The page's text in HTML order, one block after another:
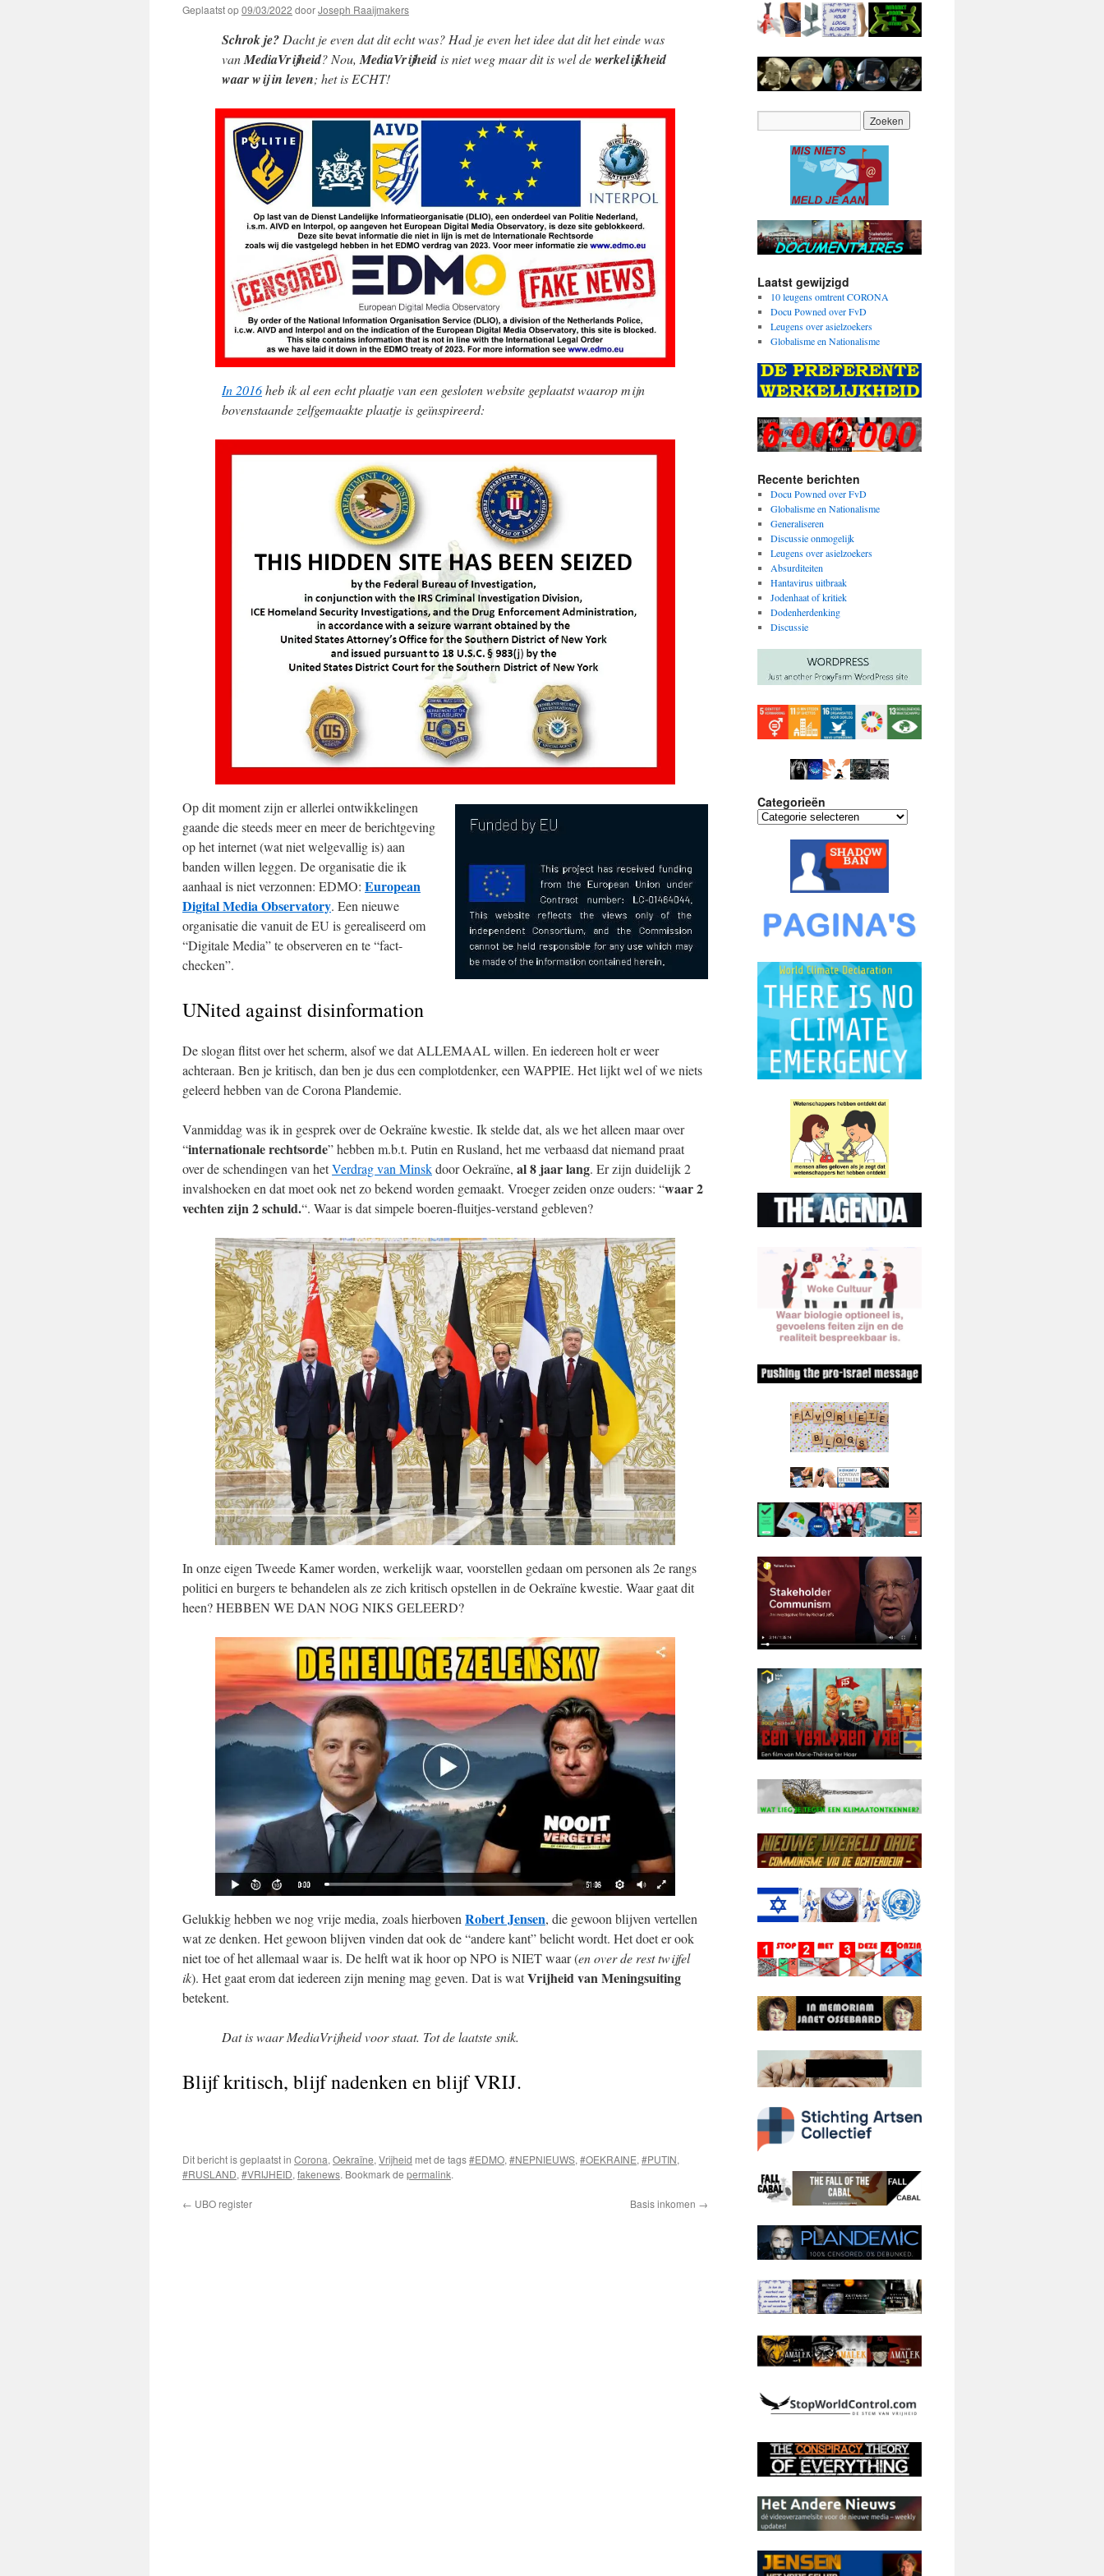
Geplaatst op09/03/2022 doorJoseph Raaijmakers
Schrok je? Dacht je even dat dit echt was? Had je even het idee dat dit het einde was
vanMediaVrijheid? Nou, MediaVrijheidis niet weg maar dit is wel dewerkelijkheid
waar wij in leven; het is ECHT!
In 2016heb ik al een echt plaatje van een gesloten website geplaatst waarop mijn
bovenstaande zelfgemaakte plaatje is geïnspireerd:
Op dit moment zijn er allerlei ontwikkelingen
gaande die steeds meer en meer de berichtgeving
op het internet (wat niet welgevallig is) aan
banden willen leggen. De organisatie die ik
aanhaal is niet verzonnen: EDMO: European
Digital Media Observatory. Een nieuwe
organisatie die vanuit de EU is gerealiseerd om
“Digitale Media” te observeren en te “fact-
checken”.
UNited against disinformation
De slogan flitst over het scherm, alsof we dat ALLEMAAL willen. En iedereen holt er weer
achteraan. Ben je kritisch, dan ben je dus een complotdenker, een WAPPIE. Het lijkt wel of we niets
geleerd hebben van de Corona Plandemie.
Vanmiddag was ik in gesprek over de Oekraïne kwestie. Ik stelde dat, als we het alleen maar over
“internationale rechtsorde” hebben m.b.t. Putin en Rusland, het me verbaasd dat niemand praat
over de schendingen van hetVerdrag van Minskdoor Oekraïne, al 8 jaar lang. Er zijn duidelijk 2
invalshoeken en dat moet ook net zo bekend worden gemaakt. Vroeger zeiden onze ouders: “waar 2
vechten zijn 2 schuld.“. Waar is dat simpele boeren-fluitjes-verstand gebleven?
In onze eigen Tweede Kamer worden, werkelijk waar, voorstellen gedaan om personen als 2e rangs
politici en burgers te behandelen als ze zich kritisch opstellen in de Oekraïne kwestie. Waar gaat dit
heen? HEBBEN WE DAN NOG NIKS GELEERD?
Gelukkig hebben we nog vrije media, zoals hierboven Robert Jensen, die gewoon blijven vertellen
wat ze denken. Het gewoon blijven vinden dat ook de “andere kant” belicht wordt. Het doet er ook
niet toe of het allemaal waar is. De helft wat ik hoor op NPO is NIET waar (en over de rest twijfel
ik). Het gaat erom dat iedereen zijn mening mag geven. Dat is watVrijheid van Meningsuiting
betekent.
Dat is waar MediaVrijheid voor staat. Tot de laatste snik.
Blijf kritisch, blijf nadenken en blijf VRIJ.
Dit bericht is geplaatst in Corona, Oekraïne, Vrijheid met de tags#EDMO, #NEPNIEUWS, #OEKRAINE, #PUTIN,
#RUSLAND, #VRIJHEID, fakenews. Bookmark de permalink.
← UBO register Basis inkomen →
Laatst gewijzigd
10 leugens omtrent CORONA
Docu Powned over FvD
Leugens over asielzoekers
Globalisme en Nationalisme
Recente berichten
Docu Powned over FvD
Globalisme en Nationalisme
Generaliseren
Discussie onmogelijk
Leugens over asielzoekers
Absurditeiten
Hantavirus uitbraak
Jodenhaat of kritiek
Dodenherdenking
Discussie
Categorieën
Categorieën